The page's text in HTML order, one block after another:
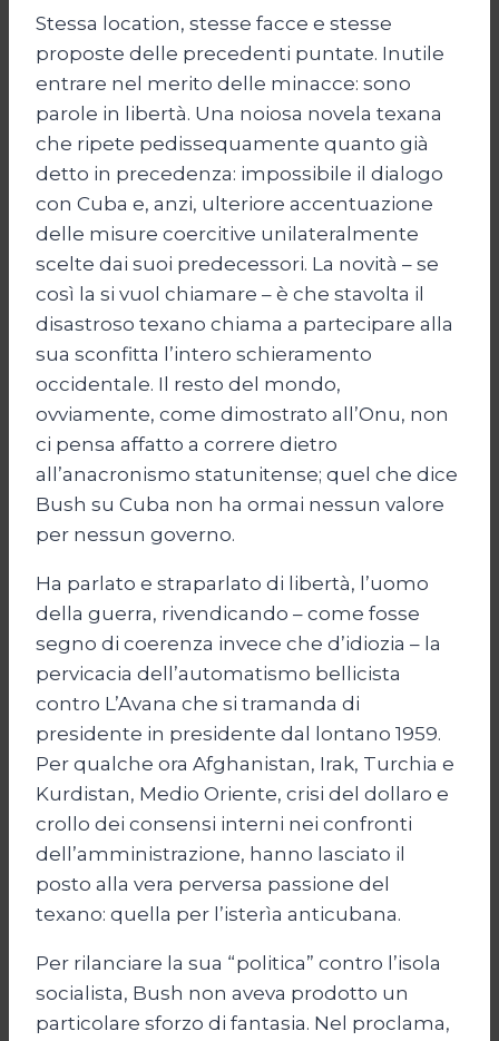
Stessa location, stesse facce e stesse
proposte delle precedenti puntate. Inutile
entrare nel merito delle minacce: sono
parole in libertà. Una noiosa novela texana
che ripete pedissequamente quanto già
detto in precedenza: impossibile il dialogo
con Cuba e, anzi, ulteriore accentuazione
delle misure coercitive unilateralmente
scelte dai suoi predecessori. La novità – se
così la si vuol chiamare – è che stavolta il
disastroso texano chiama a partecipare alla
sua sconfitta l’intero schieramento
occidentale. Il resto del mondo,
ovviamente, come dimostrato all’Onu, non
ci pensa affatto a correre dietro
all’anacronismo statunitense; quel che dice
Bush su Cuba non ha ormai nessun valore
per nessun governo.
Ha parlato e straparlato di libertà, l’uomo
della guerra, rivendicando – come fosse
segno di coerenza invece che d’idiozia – la
pervicacia dell’automatismo bellicista
contro L’Avana che si tramanda di
presidente in presidente dal lontano 1959.
Per qualche ora Afghanistan, Irak, Turchia e
Kurdistan, Medio Oriente, crisi del dollaro e
crollo dei consensi interni nei confronti
dell’amministrazione, hanno lasciato il
posto alla vera perversa passione del
texano: quella per l’isterìa anticubana.
Per rilanciare la sua “politica” contro l’isola
socialista, Bush non aveva prodotto un
particolare sforzo di fantasia. Nel proclama,